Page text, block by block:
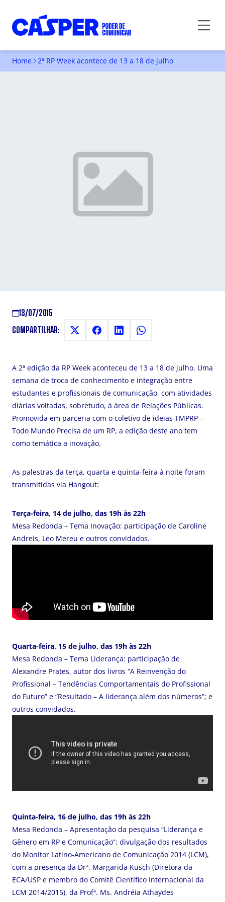
Home 2ª RP Week acontece de 13 a 18 de julho
2ª RP WEEK ACONTECE DE 13 A
13/07/2015
COMPARTILHAR:
A 2ª edição da RP Week aconteceu de 13 a 18 de julho. Uma
semana de troca de conhecimento e integração entre
estudantes e profissionais de comunicação, com atividades
diárias voltadas, sobretudo, à área de Relações Públicas.
Promovida em parceria com o coletivo de ideias TMPRP –
Todo Mundo Precisa de um RP, a edição deste ano tem
como temática a inovação.
As palestras da terça, quarta e quinta-feira à noite foram
transmitidas via Hangout:
Terça-feira, 14 de julho, das 19h às 22h
Mesa Redonda – Tema Inovação: participação de Caroline
Andreis, Leo Mereu e outros convidados.
Quarta-feira, 15 de julho, das 19h às 22h
Mesa Redonda – Tema Liderança: participação de
Alexandre Prates, autor dos livros “A Reinvenção do
Profissional – Tendências Comportamentais do Profissional
do Futuro” e “Resultado – A liderança além dos números”; e
outros convidados.
Quinta-feira, 16 de julho, das 19h às 22h
Mesa Redonda – Apresentação da pesquisa “Liderança e
Gênero em RP e Comunicação”: divulgação dos resultados
do Monitor Latino-Americano de Comunicação 2014 (LCM),
com a presença da Drª. Margarida Kusch (Diretora da
ECA/USP e membro do Comitê Científico Internacional da
LCM 2014/2015), da Profª. Ms. Andréia Athaydes